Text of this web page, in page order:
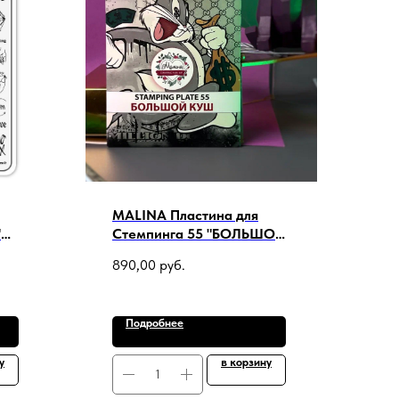
MALINA Пластина для
Стемпинга 55 "БОЛЬШОЙ
890,00 руб.
Подробнее
в корзину